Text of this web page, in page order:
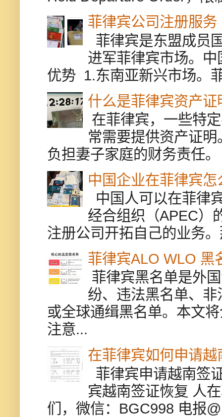
菲律宾公司注册服务
菲律宾是东盟成员
进军菲律宾市场。
优势 1.东南亚新兴市场。
什么是菲律宾资产证
在菲律宾，一些特
常需要提供资产证
负担妻子家庭的财务责任
中国企业在菲律宾怎
中国人可以在菲律
经合组织（APEC）
注册公司开拓自己的业务
菲律宾ALO WLO 黑
菲律宾黑名单是外
纷、违法黑名单、
或全球通缉黑名单。本文
注意...
在菲律宾如何申请越
菲律宾申请越南签
宾越南签证恢复 人
们，微信：BGC998 电报